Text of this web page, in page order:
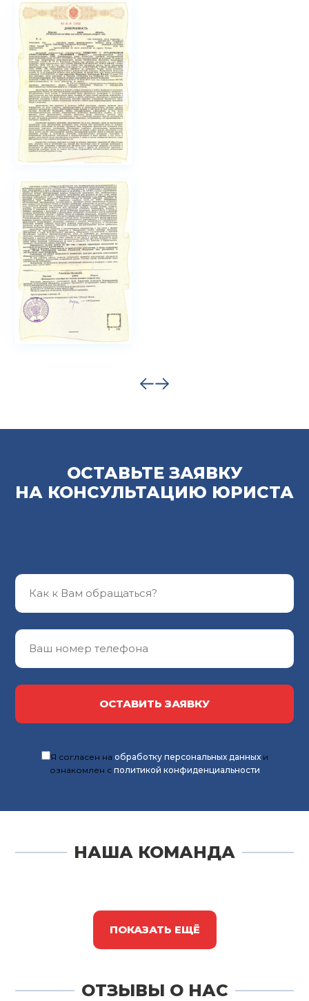
ОСТАВЬТЕ ЗАЯВКУ
НА КОНСУЛЬТАЦИЮ ЮРИСТА
ОСТАВИТЬ ЗАЯВКУ
Я согласен на обработку персональных данныхи
ознакомлен с политикой конфиденциальности
НАША КОМАНДА
ПОКАЗАТЬ ЕЩЁ
ОТЗЫВЫ О НАС